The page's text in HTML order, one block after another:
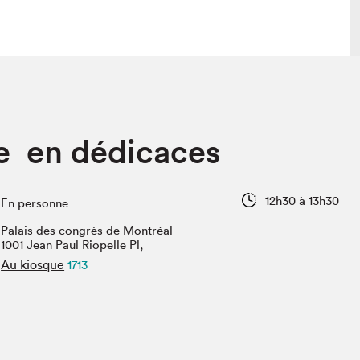
Programmation dans la ville
Vidéos et balados
en dédicaces
En personne
12h30 à 13h30
Palais des congrès de Montréal
1001 Jean Paul Riopelle Pl,
Au kiosque 1713